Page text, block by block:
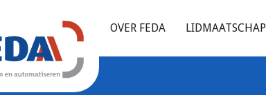
OVER FEDA LIDMAATSCHAP